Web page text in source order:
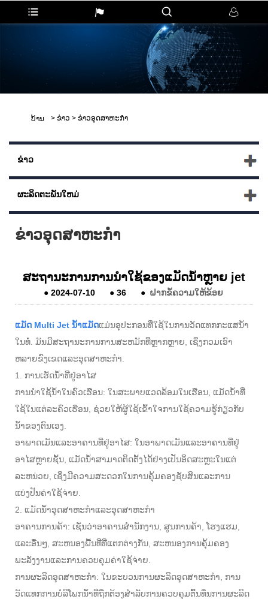
ບ້ານ > ຂ່າວ > ຂ່າວອຸດສາຫະກໍາ
ຂ່າວ
ຜະລິດຕະພັນໃຫມ່
ຂ່າວອຸດສາຫະກໍາ
ສະຖານະການການນໍາໃຊ້ຂອງແມັດນ້ໍາຫຼາຍ jet
● 2024-07-10 ● 36 ● ຝາກຂໍ້ຄວາມໃຫ້ຂ້ອຍ
ແມັດ Multi Jet ນ້ໍາແມັດແມ່ນອຸປະກອນທີ່ໃຊ້ໃນການວັດແທກກະແສນໍ້າ
ໃນທໍ່. ມັນມີສະຖານະການການສະຫມັກທີ່ຫຼາກຫຼາຍ, ເຊິ່ງກວມເອົາ
ຫລາຍຂົງເຂດແລະອຸດສາຫະກໍາ.
1. ການເຮັດນ້ໍາທີ່ຢູ່ອາໄສ
ການນໍາໃຊ້ນ້ໍາໃນຄົວເຮືອນ: ໃນສະພາບແວດລ້ອມໃນເຮືອນ, ແມັດນ້ໍາທີ່
ໃຊ້ໃນແຕ່ລະຄົວເຮືອນ, ຊ່ວຍໃຫ້ຜູ້ໃຊ້ເຂົ້າໃຈການໃຊ້ຄວາມຮູ້ກ່ຽວກັບ
ນ້ໍາຂອງຕົນເອງ.
ອາພາດເມັນແລະອາຄານທີ່ຢູ່ອາໄສ: ໃນອາພາດເມັນແລະອາຄານທີ່ຢູ່
ອາໄສຫຼາຍຊັ້ນ, ແມັດນ້ໍາສາມາດຕິດຕັ້ງໄດ້ຢ່າງເປັນອິດສະຫຼະໃນແຕ່
ລະຫນ່ວຍ, ເຊິ່ງມີຄວາມສະດວກໃນການຄຸ້ມຄອງຊັບສິນແລະການ
ແບ່ງປັນຄ່າໃຊ້ຈ່າຍ.
2. ແມັດນ້ໍາອຸດສາຫະກໍາແລະອຸດສາຫະກໍາ
ອາຄານການຄ້າ: ເຊັ່ນວ່າອາຄານສໍານັກງານ, ສູນການຄ້າ, ໂຮງແຮມ,
ແລະອື່ນໆ, ສະຫນອງພື້ນທີ່ທີ່ແຕກຕ່າງກັນ, ສະຫນອງການຄຸ້ມຄອງ
ພະລັງງານແລະການຄວບຄຸມຄ່າໃຊ້ຈ່າຍ.
ການຜະລິດອຸດສາຫະກໍາ: ໃນຂະບວນການຜະລິດອຸດສາຫະກໍາ, ການ
ວັດແທກການບໍລິໂພກນ້ໍາທີ່ຖືກຕ້ອງສໍາລັບການຄວບຄຸມຕົ້ນທຶນການຜະລິດ